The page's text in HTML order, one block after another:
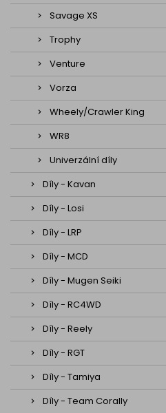
Savage XS
Trophy
Venture
Vorza
Wheely/Crawler King
WR8
Univerzální díly
Díly - Kavan
Díly - Losi
Díly - LRP
Díly - MCD
Díly - Mugen Seiki
Díly - RC4WD
Díly - Reely
Díly - RGT
Díly - Tamiya
Díly - Team Corally